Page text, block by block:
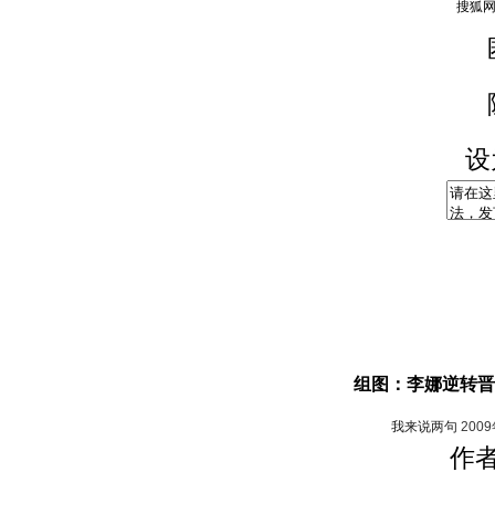
组图：李娜逆转
我来说两句 2009
作